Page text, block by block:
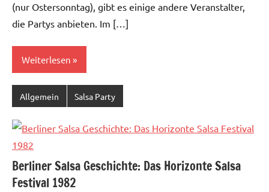
(nur Ostersonntag), gibt es einige andere Veranstalter,
die Partys anbieten. Im […]
Weiterlesen
Allgemein Salsa Party
Berliner Salsa Geschichte: Das Horizonte Salsa
Festival 1982